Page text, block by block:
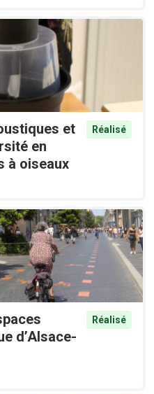
et
en
à oiseaux
Réalisé
d’Alsace-
Réalisé